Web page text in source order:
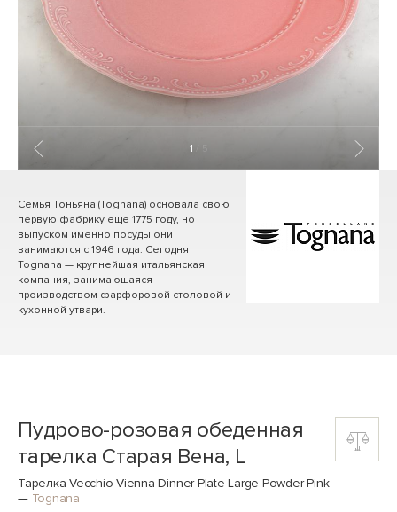
1
Семья Тоньяна (Tognana) основала свою
первую фабрику еще 1775 году, но
выпуском именно посуды они
занимаются с 1946 года. Сегодня
Tognana — крупнейшая итальянская
компания, занимающаяся
производством фарфоровой столовой и
кухонной утвари.
Пудрово-розовая обеденная
тарелка Старая Вена, L
Тарелка Vecchio Vienna Dinner Plate Large Powder Pink
— Tognana